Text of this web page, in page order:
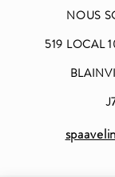
NOUS
519 LOCAL